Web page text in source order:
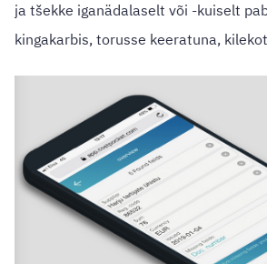
ja tšekke iganädalaselt või -kuiselt
kingakarbis, torusse keeratuna,